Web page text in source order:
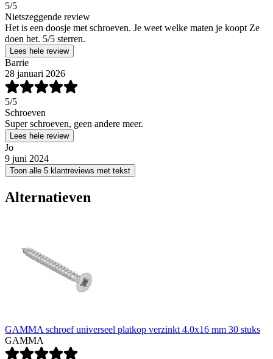
5/5
Nietszeggende review
Het is een doosje met schroeven. Je weet welke maten je koopt Ze
doen het. 5/5 sterren.
Lees hele review
Barrie
28 januari 2026
5/5
Schroeven
Super schroeven, geen andere meer.
Lees hele review
Jo
9 juni 2024
Toon alle 5 klantreviews met tekst
Alternatieven
GAMMA schroef universeel platkop verzinkt 4.0x16 mm 30 stuks
GAMMA